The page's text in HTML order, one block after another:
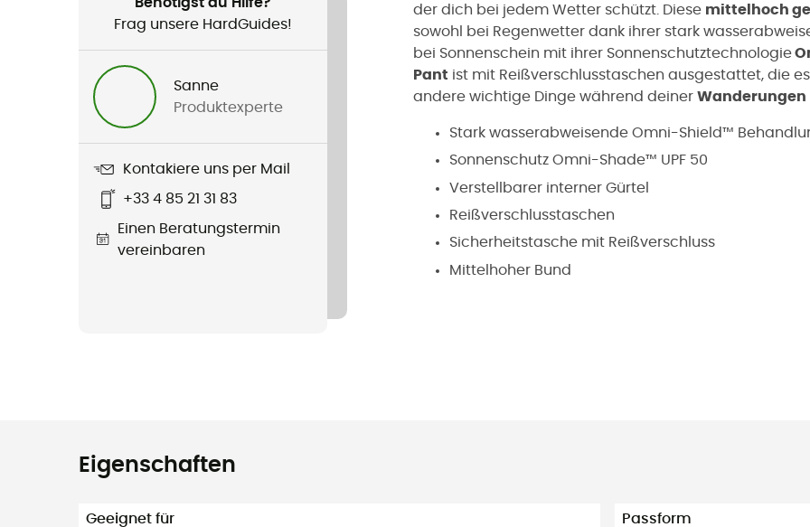
Frag unsere HardGuides!
Sanne
Produktexperte
Kontakiere uns per Mail
+33 4 85 21 31 83
Einen Beratungstermin
vereinbaren
der dich bei jedem Wetter schützt. Diese mittelhoch
sowohl bei Regenwetter dank ihrer stark
bei Sonnenschein mit ihrer Sonnenschutztechnologie
Pant ist mit Reißverschlusstaschen ausgestattet, die
andere wichtige Dinge während deiner Wanderungen
Stark wasserabweisende Omni-Shield™
Sonnenschutz Omni-Shade™ UPF 50
Verstellbarer interner Gürtel
Reißverschlusstaschen
Sicherheitstasche mit Reißverschluss
Mittelhoher Bund
Eigenschaften
Geeignet für
Passform